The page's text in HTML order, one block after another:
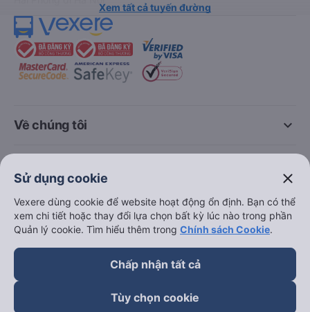
Xem tất cả tuyến đường
keyboard_arrow_down
Về chúng tôi
keyboard_arrow_down
Trở thành đối tác
Sử dụng cookie close
Vexere dùng cookie để website hoạt động ổn định. Bạn có thể
xem chi tiết hoặc thay đổi lựa chọn bất kỳ lúc nào trong phần
Quản lý cookie. Tìm hiểu thêm trong Chính sách Cookie.
Chấp nhận tất cả
Tùy chọn cookie